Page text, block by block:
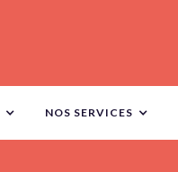
NOS SERVICES